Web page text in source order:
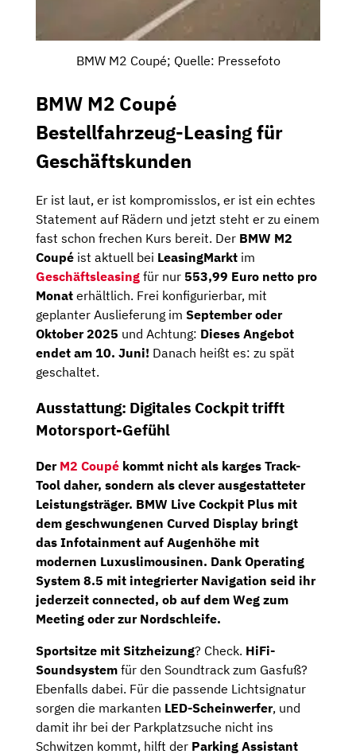
BMW M2 Coupé; Quelle: Pressefoto
BMW M2 Coupé
Bestellfahrzeug-Leasing für
Geschäftskunden
Er ist laut, er ist kompromisslos, er ist ein echtes
Statement auf Rädern und jetzt steht er zu einem
fast schon frechen Kurs bereit. Der BMW M2
Coupé ist aktuell bei LeasingMarkt im
Geschäftsleasing für nur 553,99 Euro netto pro
Monat erhältlich. Frei konfigurierbar, mit
geplanter Auslieferung im September oder
Oktober 2025 und Achtung: Dieses Angebot
endet am 10. Juni! Danach heißt es: zu spät
geschaltet.
Ausstattung: Digitales Cockpit trifft
Motorsport-Gefühl
Der M2 Coupé kommt nicht als karges Track-
Tool daher, sondern als clever ausgestatteter
Leistungsträger. BMW Live Cockpit Plus mit
dem geschwungenen Curved Display bringt
das Infotainment auf Augenhöhe mit
modernen Luxuslimousinen. Dank Operating
System 8.5 mit integrierter Navigation seid ihr
jederzeit connected, ob auf dem Weg zum
Meeting oder zur Nordschleife.
Sportsitze mit Sitzheizung? Check. HiFi-
Soundsystem für den Soundtrack zum Gasfuß?
Ebenfalls dabei. Für die passende Lichtsignatur
sorgen die markanten LED-Scheinwerfer, und
damit ihr bei der Parkplatzsuche nicht ins
Schwitzen kommt, hilft der Parking Assistant